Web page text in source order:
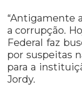
“Antigamente
a corrupção.
Federal faz
por suspeitas
para a
Jordy.